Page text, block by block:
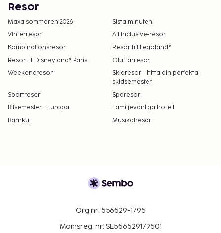
Resor
Maxa sommaren 2026
Sista minuten
Vinterresor
All Inclusive-resor
Kombinationsresor
Resor till Legoland®
Resor till Disneyland® Paris
Öluffarresor
Weekendresor
Skidresor – hitta din perfekta
skidsemester
Sportresor
Sparesor
Bilsemester i Europa
Familjevänliga hotell
Barnkul
Musikalresor
Org nr: 556529-1795
Momsreg. nr: SE556529179501